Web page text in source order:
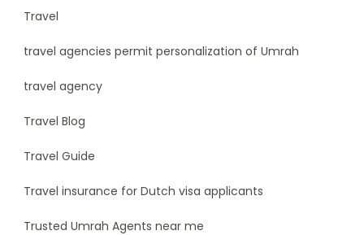
Travel
travel agencies permit personalization of Umrah
travel agency
Travel Blog
Travel Guide
Travel insurance for Dutch visa applicants
Trusted Umrah Agents near me